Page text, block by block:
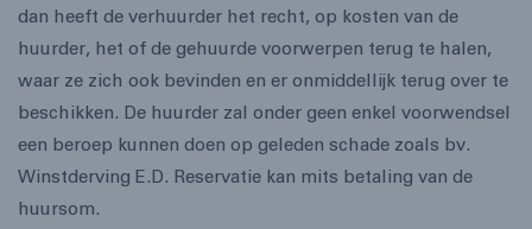
dan heeft de verhuurder het recht, op kosten van de
huurder, het of de gehuurde voorwerpen terug te halen,
waar ze zich ook bevinden en er onmiddellijk terug over te
beschikken. De huurder zal onder geen enkel voorwendsel
een beroep kunnen doen op geleden schade zoals bv.
Winstderving E.D. Reservatie kan mits betaling van de
huursom.